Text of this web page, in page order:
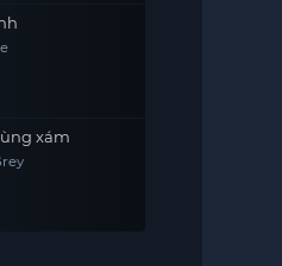
xám